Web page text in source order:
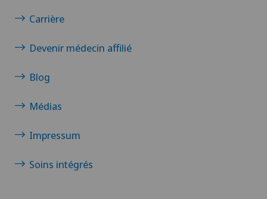
Carrière
Devenir médecin affilié
Blog
Médias
Impressum
Soins intégrés